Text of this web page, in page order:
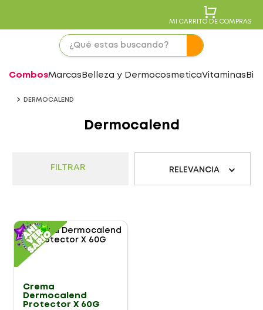
MI CARRITO DE COMPRAS
CombosMarcas Belleza y DermocosmeticaVitaminas
DERMOCALEND
Dermocalend
FILTRAR RELEVANCIA
Crema
Dermocalend
Protector X 60G